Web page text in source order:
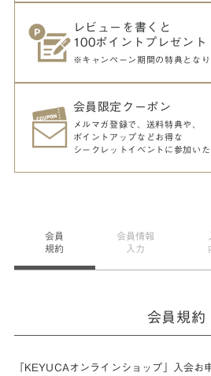
レビューを書くと
100ポイントプレゼント
※キャンペーン期間の特典となり
会員限定クーポン
メルマガ登録で、送料特典や、
ポイントアップなどお得な
シークレットイベントに参加いた
会員
規約
会員情報
入力
会員規約
「KEYUCAオンラインショップ」入会お